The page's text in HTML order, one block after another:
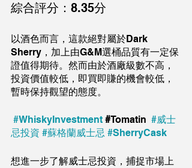
綜合評分：8.35分
以酒色而言，這款絕對屬於Dark
Sherry，加上由G&M選桶品質有一定保
證值得期待。然而由於酒廠級數不高，
投資價值較低，即買即賺的機會較低，
暫時保持觀望的態度。
#WhiskyInvestment #Tomatin #威士
忌投資 #蘇格蘭威士忌 #SherryCask
想進一步了解威士忌投資，捕捉市場上